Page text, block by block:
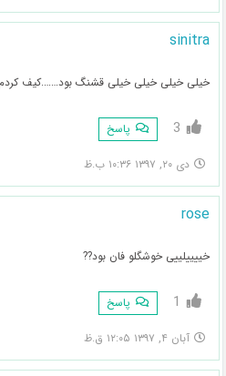
sinitra
خیلی خیلی خیلی خیلی قشنگ بود…….کیف
3 پاسخ
دی ۲۰, ۱۳۹۷ ۱۰:۳۶ ب.ظ
rose
خییییلییی خوشگلو فان بود??
1 پاسخ
آبان ۴, ۱۳۹۷ ۱۲:۰۵ ق.ظ